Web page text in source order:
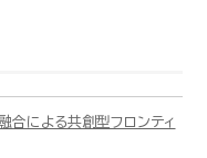
合による共創型フロンティ